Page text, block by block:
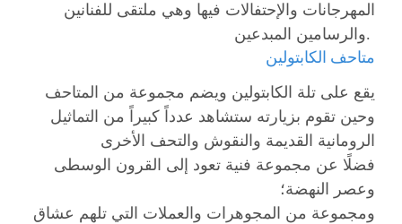
المهرجانات والإحتفالات فيها وهي ملتقى للفنانين
والرسامين المبدعين.
متاحف الكابتولين
يقع على تلة الكابتولين ويضم مجموعة من المتاحف
وحين تقوم بزيارته ستشاهد عدداً كبيراً من التماثيل
الرومانية القديمة والنقوش والتحف الأخرى
فضلًا عن مجموعة فنية تعود إلى القرون الوسطى
وعصر النهضة؛
ومجموعة من المجوهرات والعملات التي تلهم عشاق